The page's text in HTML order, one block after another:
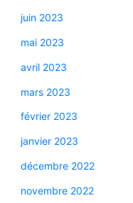
juin 2023
mai 2023
avril 2023
mars 2023
février 2023
janvier 2023
décembre 2022
novembre 2022